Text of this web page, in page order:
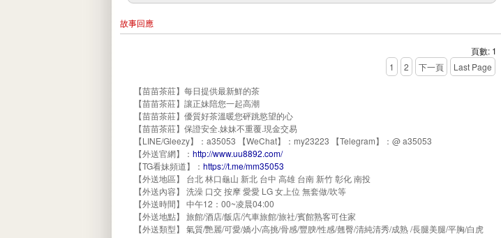
故事回應
頁數: 1
1
2 下一頁
Last Page
【苗苗茶莊】每日提供最新鮮的茶
【苗苗茶莊】讓正妹陪您一起高潮
【苗苗茶莊】優質好茶溫暖您砰跳慾望的心
【苗苗茶莊】保證安全.妹妹不重覆.現金交易
【LINE/Gleezy】：a35053 【WeChat】：my23223 【Telegram】：@ a35053
【外送官網】： http://www.uu8892.com/
【TG看妹頻道】： https://t.me/mm35053
【外送地區】 台北 林口龜山 新北 台中 高雄 台南 新竹 彰化 南投
【外送內容】 洗澡 口交 按摩 愛愛 LG 女上位 無套做/吹等
【外送時間】 中午12：00~凌晨04:00
【外送地點】 旅館/酒店/飯店/汽車旅館/旅社/賓館熟客可住家
【外送類型】 氣質/艷麗/可愛/嬌小/高挑/骨感/豐腴/性感/翹臀/清純清秀/成熟 /長腿美腿/平胸/白虎